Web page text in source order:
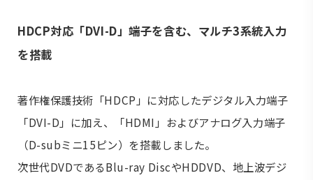
HDCP対応「DVI-D」端子を含む、マルチ3系統入力
を搭載
著作権保護技術「HDCP」に対応したデジタル入力端子
「DVI-D」に加え、「HDMI」およびアナログ入力端子
（D-subミニ15ピン）を搭載しました。
次世代DVDであるBlu-ray DiscやHDDVD、地上波デジ